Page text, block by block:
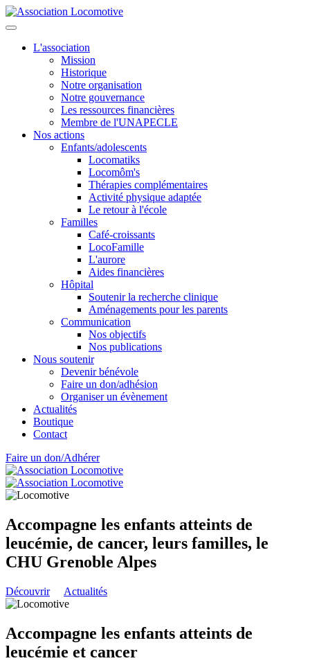
L'association
Mission
Historique
Notre organisation
Notre gouvernance
Les ressources financières
Membre de l'UNAPECLE
Nos actions
Enfants/adolescents
Locomatiks
Locomôm's
Thérapies complémentaires
Activité physique adaptée
Le retour à l'école
Familles
Café-croissants
LocoFamille
L'aurore
Aides financières
Hôpital
Soutenir la recherche clinique
Aménagements pour les parents
Communication
Nos objectifs
Nos publications
Nous soutenir
Devenir bénévole
Faire un don/adhésion
Organiser un évènement
Actualités
Boutique
Contact
Faire un don/Adhérer
Accompagne les enfants atteints de
leucémie, de cancer, leurs familles, le
CHU Grenoble Alpes
Découvrir Actualités
Accompagne les enfants atteints de
leucémie et cancer